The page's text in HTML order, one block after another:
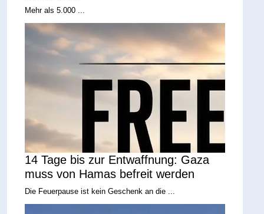
Mehr als 5.000 ...
14 Tage bis zur Entwaffnung: Gaza
muss von Hamas befreit werden
Die Feuerpause ist kein Geschenk an die ...